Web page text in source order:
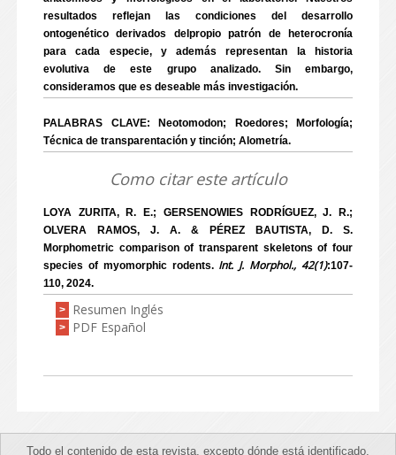
resultados reflejan las condiciones del desarrollo
ontogenético derivados delpropio patrón de heterocronía
para cada especie, y además representan la historia
evolutiva de este grupo analizado. Sin embargo,
consideramos que es deseable más investigación.
PALABRAS CLAVE: Neotomodon; Roedores; Morfología;
Técnica de transparentación y tinción; Alometría.
Como citar este artículo
LOYA ZURITA, R. E.; GERSENOWIES RODRÍGUEZ, J. R.;
OLVERA RAMOS, J. A. & PÉREZ BAUTISTA, D. S.
Morphometric comparison of transparent skeletons of four
species of myomorphic rodents. Int. J. Morphol., 42(1):107-
110, 2024.
> Resumen Inglés
> PDF Español
Todo el contenido de esta revista, excepto dónde está identificado,